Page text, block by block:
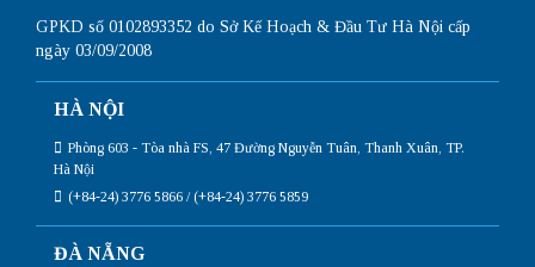
GPKD số 0102893352 do Sở Kế Hoạch & Đầu Tư Hà Nội cấp
ngày 03/09/2008
HÀ NỘI
Phòng 603 - Tòa nhà FS, 47 Đường Nguyễn Tuân, Thanh Xuân, TP.
Hà Nội
(+84-24) 3776 5866 / (+84-24) 3776 5859
ĐÀ NẴNG